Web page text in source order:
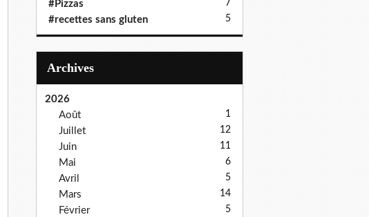
#Pizzas 7
#recettes sans gluten 5
Archives
2026
Août
1
Juillet 12
Juin 11
Mai 6
Avril 5
Mars 14
Février 5